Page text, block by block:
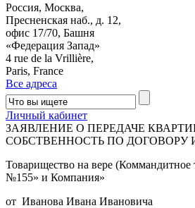
Россия, Москва,
Пресненская наб., д. 12,
офис 17/70, Башня
«Федерация Запад»
4 rue de la Vrillière,
Paris, France
Все адреса
Личный кабинет
ЗАЯВЛЕНИЕ О ПЕРЕДАЧЕ
СОБСТВЕННОСТЬ ПО ДОГОВОРУ
Товарищество на вере
№155» и Компания»
от Иванова Ивана Ивановича